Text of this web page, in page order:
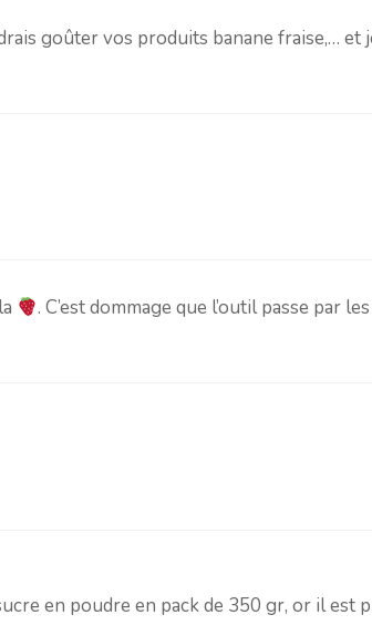
goûter vos produits banane fraise,…
. C’est dommage que l’outil passe par
en poudre en pack de 350 gr, or il est